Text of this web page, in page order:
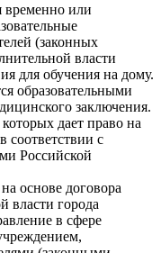
временно или
(законных
власти
для обучения на дому.
образовательными
заключения.
дает право на
соответствии с
Российской
основе договора
власти города
в сфере